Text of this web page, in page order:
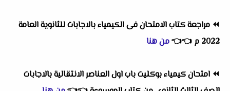
⏪ مراجعة كتاب الامتحان فى الكيمياء بالاجابات للثانوية العامة
2022 م
👈
👈من هنا
⏪ امتحان كيمياء بوكليت باب اول العناصر الانتقالية بالاجابات